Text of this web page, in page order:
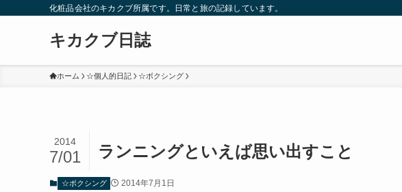
化粧品会社のキカクブ所属です。日常と旅の記録しています。
キカクブ日誌
ホーム ☆個人的日記 ☆ボクシング
ランニングといえば思い出すこと
2014
7/01
☆ボクシング 2014年7月1日